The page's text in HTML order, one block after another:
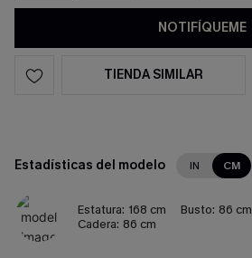
NOTIFÍQUEME
TIENDA SIMILAR
Estadísticas del modelo IN CM
Estatura: 168 cm Busto: 86 cm
Cadera: 86 cm